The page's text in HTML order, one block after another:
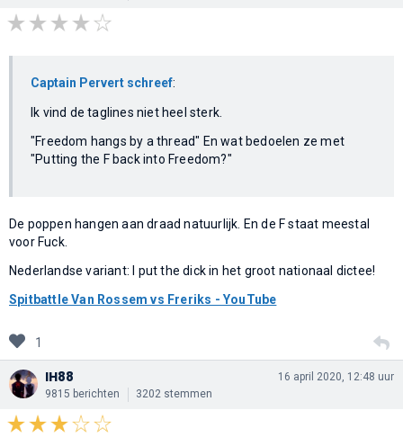
Captain Pervert schreef:
Ik vind de taglines niet heel sterk.
"Freedom hangs by a thread" En wat bedoelen ze met
"Putting the F back into Freedom?"
De poppen hangen aan draad natuurlijk. En de F staat meestal
voor Fuck.
Nederlandse variant: I put the dick in het groot nationaal dictee!
Spitbattle Van Rossem vs Freriks - YouTube
1
IH88
9815 berichten 3202 stemmen
16 april 2020, 12:48 uur